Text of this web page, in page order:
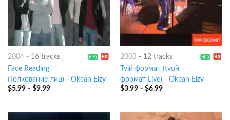
2004- 16 tracks
Face Reading
(Толкование лиц) - Okean Elzy
$5.99- $9.99
2003- 12 tracks
Tviй формат (tvой
формат Live) - Okean Elzy
$3.99- $6.99